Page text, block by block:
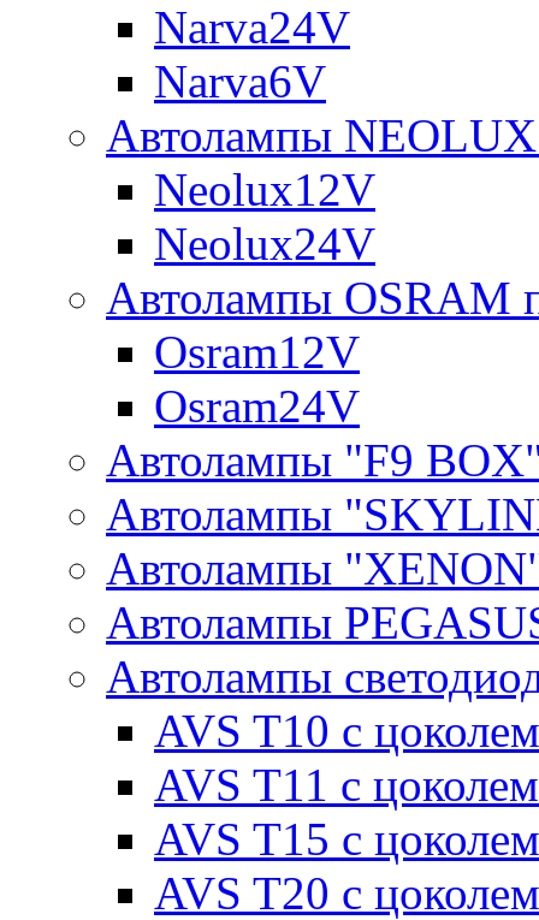
Narva24V
Narva6V
Автолампы
Neolux12V
Neolux24V
Автолампы OSRAM
Osram12V
Osram24V
Автолампы "F9
Автолампы
Автолампы
Автолампы
Автолампы
AVS T10 с
AVS T11 с
AVS T15 с
AVS T20 с